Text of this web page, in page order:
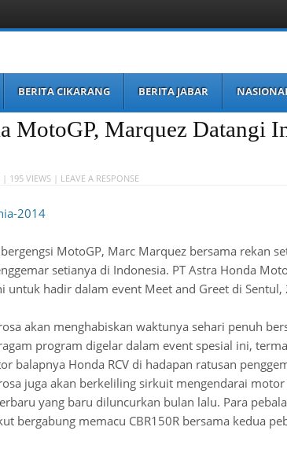
BERITA CIKARANG BERITA JABAR
MotoGP, Marquez Datangi
| 195 VIEWS | LEAVE A RESPONSE
bergengsi MotoGP, Marc Marquez bersama rekan
setianya di Indonesia. PT Astra Honda
untuk hadir dalam event Meet and Greet di
akan menghabiskan waktunya sehari penuh
program digelar dalam event spesial ini,
balapnya Honda RCV di hadapan ratusan
juga akan berkeliling sirkuit mengendarai
yang baru diluncurkan bulan lalu. Para
bergabung memacu CBR150R bersama kedua